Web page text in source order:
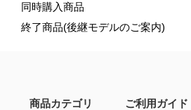
同時購入商品
終了商品(後継モデルのご案内)
商品カテゴリ ご利用ガイド